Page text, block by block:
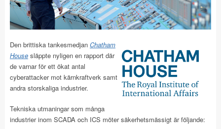
Den brittiska tankesmedjan Chatham
House släppte nyligen en rapport där
de varnar för ett ökat antal
cyberattacker mot kärnkraftverk samt
andra storskaliga industrier.
Tekniska utmaningar som många
industrier inom SCADA och ICS möter säkerhetsmässigt är följande: